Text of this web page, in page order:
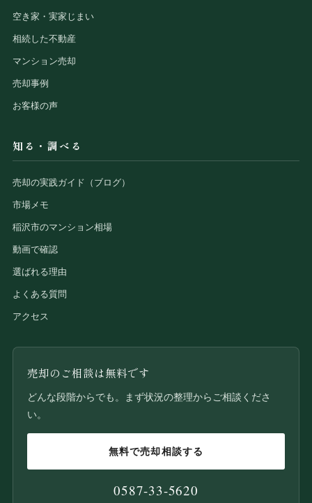
空き家・実家じまい
相続した不動産
マンション売却
売却事例
お客様の声
知る・調べる
売却の実践ガイド（ブログ）
市場メモ
稲沢市のマンション相場
動画で確認
選ばれる理由
よくある質問
アクセス
売却のご相談は無料です
どんな段階からでも。まず状況の整理からご相談くださ
い。
無料で売却相談する
0587-33-5620